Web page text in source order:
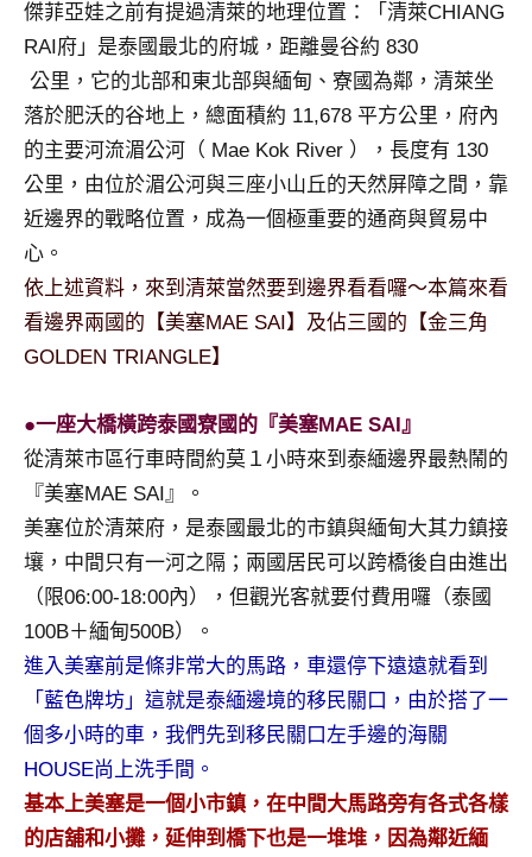
主
持、
吳
哥
泰
國
旅
遊
書
者、
各
表
會
動
主
持、
企
業
講
座、
部
落
客
傑菲亞娃之前有提過清萊的地理位置：「清萊CHIANG
RAI府」是泰國最北的府城，距離曼谷約 830
公里，它的北部和東北部與緬甸、寮國為鄰，清萊坐
落於肥沃的谷地上，總面積約 11,678 平方公里，府內
的主要河流湄公河（ Mae Kok River ），長度有 130
公里，由位於湄公河與三座小山丘的天然屏障之間，靠
近邊界的戰略位置，成為一個極重要的通商與貿易中
心。
依上述資料，來到清萊當然要到邊界看看囉～本篇來看
看邊界兩國的【美塞MAE SAI】及佔三國的【金三角
GOLDEN TRIANGLE】
●一座大橋橫跨泰國寮國的『美塞MAE SAI』
從清萊市區行車時間約莫１小時來到泰緬邊界最熱鬧的
『美塞MAE SAI』。
美塞位於清萊府，是泰國最北的市鎮與緬甸大其力鎮接
壤，中間只有一河之隔；兩國居民可以跨橋後自由進出
（限06:00-18:00內），但觀光客就要付費用囉（泰國
100B＋緬甸500B）。
進入美塞前是條非常大的馬路，車還停下遠遠就看到
「藍色牌坊」這就是泰緬邊境的移民關口，由於搭了一
個多小時的車，我們先到移民關口左手邊的海關
HOUSE尚上洗手間。
基本上美塞是一個小市鎮，在中間大馬路旁有各式各樣
的店舖和小攤，延伸到橋下也是一堆堆，因為鄰近緬